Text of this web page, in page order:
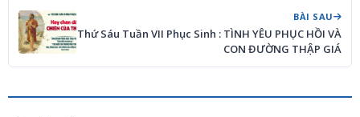
BÀI SAU
Thứ Sáu Tuần VII Phục Sinh : TÌNH YÊU PHỤC HỒI VÀ
CON ĐƯỜNG THẬP GIÁ